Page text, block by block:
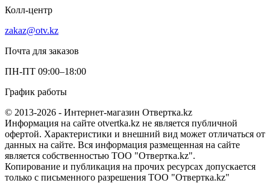
Колл-центр
zakaz@otv.kz
Почта для заказов
ПН-ПТ 09:00–18:00
График работы
© 2013-2026 - Интернет-магазин Отвертка.kz
Информация на сайте otvertka.kz не является публичной
офертой. Характеристики и внешний вид может отличаться от
данных на сайте. Вся информация размещенная на сайте
является собственностью ТОО "Отвертка.kz".
Копирование и публикация на прочих ресурсах допускается
только с письменного разрешения ТОО "Отвертка.kz"